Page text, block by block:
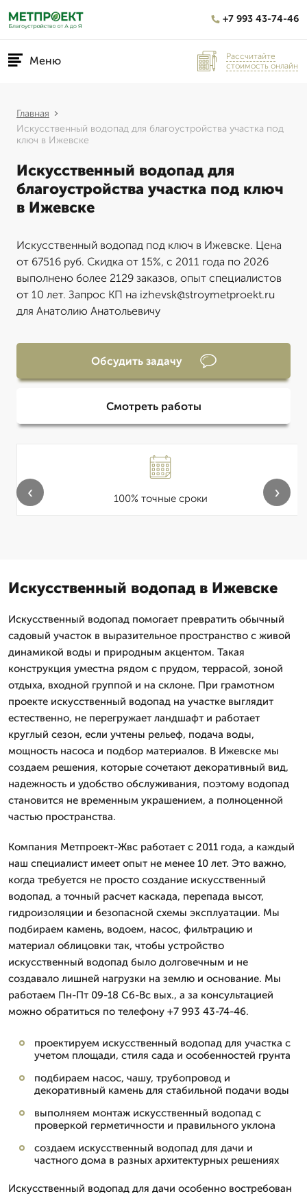
+7 993 43-74-46
Меню
Рассчитайте
стоимость онлайн
Главная
Искусственный водопад для благоустройства участка под
ключ в Ижевске
Искусственный водопад для
благоустройства участка под ключ
в Ижевске
Искусственный водопад под ключ в Ижевске. Цена
от 67516 руб. Скидка от 15%, с 2011 года по 2026
выполнено более 2129 заказов, опыт специалистов
от 10 лет. Запрос КП на izhevsk@stroymetproekt.ru
для Анатолию Анатольевичу
Обсудить задачу
Смотреть работы
100% точные сроки
‹ ›
Искусственный водопад в Ижевске
Искусственный водопад помогает превратить обычный
садовый участок в выразительное пространство с живой
динамикой воды и природным акцентом. Такая
конструкция уместна рядом с прудом, террасой, зоной
отдыха, входной группой и на склоне. При грамотном
проекте искусственный водопад на участке выглядит
естественно, не перегружает ландшафт и работает
круглый сезон, если учтены рельеф, подача воды,
мощность насоса и подбор материалов. В Ижевске мы
создаем решения, которые сочетают декоративный вид,
надежность и удобство обслуживания, поэтому водопад
становится не временным украшением, а полноценной
частью пространства.
Компания Метпроект-Жвс работает с 2011 года, а каждый
наш специалист имеет опыт не менее 10 лет. Это важно,
когда требуется не просто создание искусственный
водопад, а точный расчет каскада, перепада высот,
гидроизоляции и безопасной схемы эксплуатации. Мы
подбираем камень, водоем, насос, фильтрацию и
материал облицовки так, чтобы устройство
искусственный водопад было долговечным и не
создавало лишней нагрузки на землю и основание. Мы
работаем Пн-Пт 09-18 Сб-Вс вых., а за консультацией
можно обратиться по телефону +7 993 43-74-46.
проектируем искусственный водопад для участка с
учетом площади, стиля сада и особенностей грунта
подбираем насос, чашу, трубопровод и
декоративный камень для стабильной подачи воды
выполняем монтаж искусственный водопад с
проверкой герметичности и правильного уклона
создаем искусственный водопад для дачи и
частного дома в разных архитектурных решениях
Искусственный водопад для дачи особенно востребован